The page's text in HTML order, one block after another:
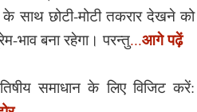
के साथ छोटी-मोटी तकरार देखने को
भाव बना रहेगा। परन्तु...आगे पढ़ें
समाधान के लिए विजिट करें: